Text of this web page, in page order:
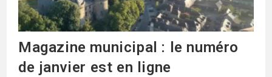
Magazine municipal : le numéro
de janvier est en ligne